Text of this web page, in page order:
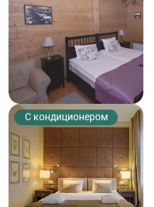
С кондиционером